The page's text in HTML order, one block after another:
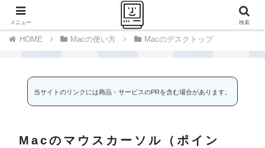
千里の道も一歩から
Macの使い方 Macのデスクトップ
当サイトのリンクには商品・サービスのPRを含む場合があります。
Macのマウスカーソル（ポイン
メニュー 検索